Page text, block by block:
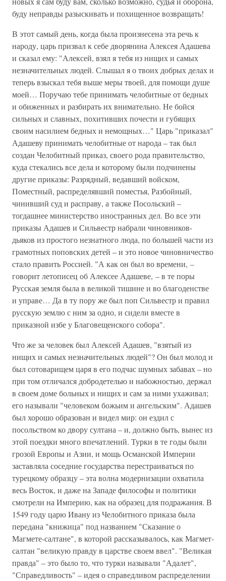
буду неправды разыскивать и похищенное возвращать!
В этот самый день, когда была произнесена эта речь к
народу, царь призвал к себе дворянина Алексея Адашева
и сказал ему: "Алексей, взял я тебя из нищих и самых
незначительных людей. Слышал я о твоих добрых делах и
теперь взыскал тебя выше меры твоей, для помощи душе
моей… Поручаю тебе принимать челобитные от бедных
и обиженных и разбирать их внимательно. Не бойся
сильных и славных, похитивших почести и губящих
своим насилием бедных и немощных…" Царь "приказал"
Адашеву принимать челобитные от народа – так был
создан Челобитный приказ, своего рода правительство,
куда стекались все дела и которому были подчинены
другие приказы: Разрядный, ведавший войском,
Поместный, распределявший поместья, Разбойный,
чинивший суд и расправу, а также Посольский –
тогдашнее министерство иностранных дел. Во все эти
приказы Адашев и Сильвестр набрали чиновников-
дьяков из простого незнатного люда, по большей части из
грамотных поповских детей – и это новое чиновничество
стало править Россией. "А как он был во времени, –
говорит летописец об Алексее Адашеве, – в те поры
Русская земля была в великой тишине и во благоденстве
и управе… Да в ту пору же был поп Сильвестр и правил
русскую землю с ним за одно, и сидели вместе в
приказной избе у Благовещенского собора".
Что же за человек был Алексей Адашев, "взятый из
нищих и самых незначительных людей"? Он был молод и
был сотоварищем царя в его подчас шумных забавах – но
при том отличался добродетелью и набожностью, держал
в своем доме больных и нищих и сам за ними ухаживал;
его называли "человеком божьим и ангельским". Адашев
был хорошо образован и видел мир: он ездил с
посольством ко двору султана – и, должно быть, вынес из
этой поездки много впечатлений. Турки в те годы были
грозой Европы и Азии, и мощь Османской Империи
заставляла соседние государства перестраиваться по
турецкому образцу – эта волна модернизации охватила
весь Восток, и даже на Западе философы и политики
смотрели на Империю, как на образец для подражания. В
1549 году царю Ивану из Челобитного приказа была
передана "книжица" под названием "Сказание о
Магмете-салтане", в которой рассказывалось, как Магмет-
салтан "великую правду в царстве своем ввел". "Великая
правда" – это было то, что турки называли "Адалет",
"Справедливость" – идея о справедливом распределении